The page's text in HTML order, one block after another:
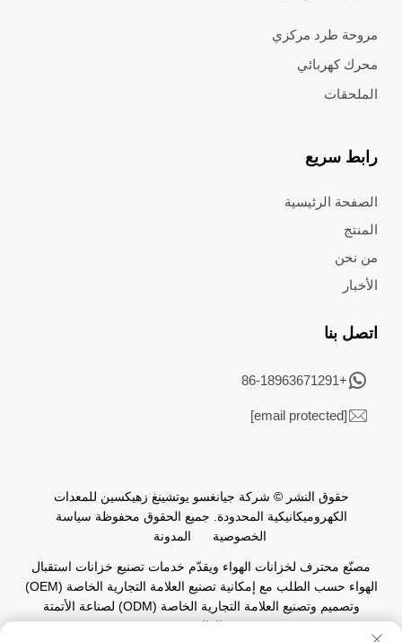
مروحة طرد مركزي
محرك كهربائي
الملحقات
رابط سريع
الصفحة الرئيسية
المنتج
من نحن
الأخبار
اتصل بنا
+86-18963671291
[email protected]
حقوق النشر © شركة جيانغسو يوتشينغ زهيكسين للمعدات
الكهروميكانيكية المحدودة. جميع الحقوق محفوظة سياسة
الخصوصية
المدونة
مصنّع محترف لخزانات الهواء ويقدّم خدمات تصنيع خزانات استقبال
الهواء حسب الطلب مع إمكانية تصنيع العلامة التجارية الخاصة (OEM)
وتصميم وتصنيع العلامة التجارية الخاصة (ODM) لصناعة الأتمتة
العالمية.